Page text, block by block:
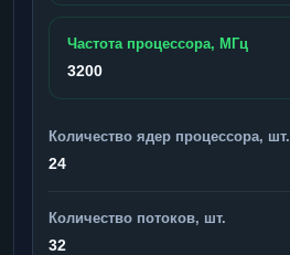
Частота процессора, МГц
3200
Количество ядер процессора, шт.
24
Количество потоков, шт.
32